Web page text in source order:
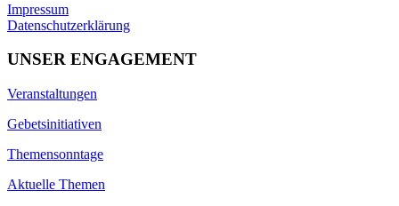
Impressum
Datenschutzerklärung
UNSER ENGAGEMENT
Veranstaltungen
Gebetsinitiativen
Themensonntage
Aktuelle Themen